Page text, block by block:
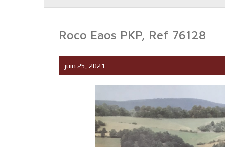
Roco Eaos PKP, Ref 76128
juin 25, 2021